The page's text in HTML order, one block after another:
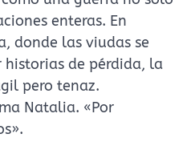
enteras. En
donde las viudas se
de pérdida, la
pero tenaz.
Natalia. «Por